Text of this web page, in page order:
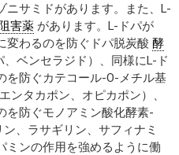
ニサミドがあります。また、L-
害薬 があります。L-ドパが
変わるのを防ぐドパ脱炭酸 酵
ベンセラジド）、同様にL-ド
を防ぐカテコール-O-メチル基
ンタカポン、オピカポン）、
を防ぐモノアミン酸化酵素-
、ラサギリン、サフィナミ
ミンの作用を強めるように働